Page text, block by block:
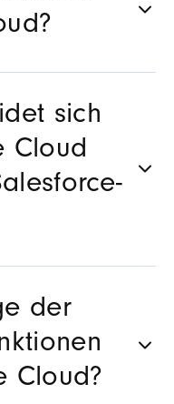
sich
Cloud
der
Cloud?